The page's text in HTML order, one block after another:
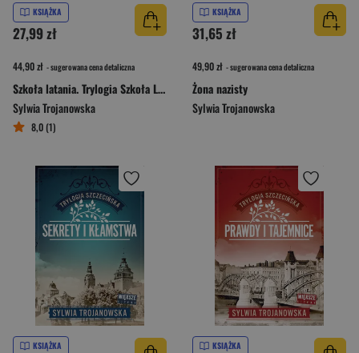
KSIĄŻKA
27,99 zł
44,90 zł - sugerowana cena detaliczna
Szkoła latania. Trylogia Szkoła Latania. Tom 1
Sylwia Trojanowska
8,0 (1)
KSIĄŻKA
31,65 zł
49,90 zł - sugerowana cena detaliczna
Żona nazisty
Sylwia Trojanowska
KSIĄŻKA KSIĄŻKA